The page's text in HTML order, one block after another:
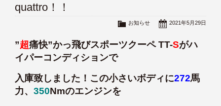
quattro！！
2021年5月29日
お知らせ
”超痛快”かっ飛びスポーツクーペ TT-Sがハ
イパーコンディションで
入庫致しました！この小さいボディに272馬
力、 350Nmのエンジンを